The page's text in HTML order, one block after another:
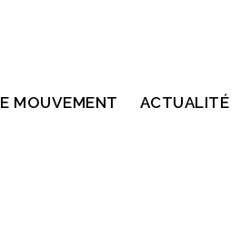
MOUVEMENT ACTUALITÉ